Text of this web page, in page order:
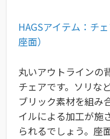
HAGSアイテム：チ
座面）
丸いアウトラインの
チェアです。ソリな
ブリック素材を組み
イルによる加工が施
られるでしょう。座